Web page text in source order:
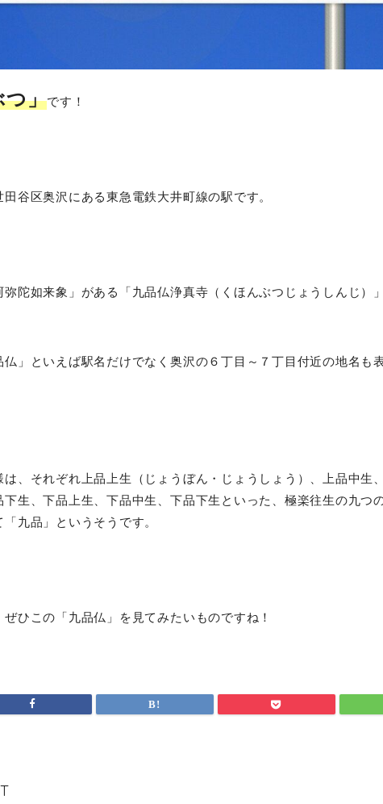
つ」です！
田谷区奥沢にある東急電鉄大井町線の駅です。
陀如来象」がある「九品仏浄真寺（くほんぶつじょうしんじ）
」といえば駅名だけでなく奥沢の６丁目～７丁目付近の地名も
、それぞれ上品上生（じょうぼん・じょうしょう）、上品中生
生、下品上生、下品中生、下品下生といった、極楽往生の九つ
九品」というそうです。
ぜひこの「九品仏」を見てみたいものですね！